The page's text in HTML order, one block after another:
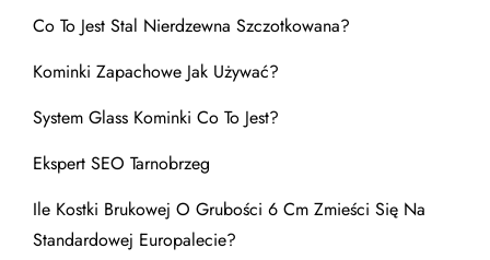
Co To Jest Stal Nierdzewna Szczotkowana?
Kominki Zapachowe Jak Używać?
System Glass Kominki Co To Jest?
Ekspert SEO Tarnobrzeg
Ile Kostki Brukowej O Grubości 6 Cm Zmieści Się Na
Standardowej Europalecie?